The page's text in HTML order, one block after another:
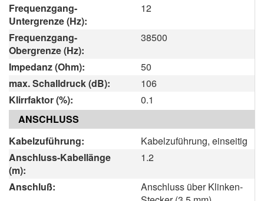
Frequenzgang-
Untergrenze (Hz):
12
Frequenzgang-
Obergrenze (Hz):
38500
Impedanz (Ohm):
50
max. Schalldruck (dB):
106
Klirrfaktor (%):
0.1
ANSCHLUSS
Kabelzuführung:
Kabelzuführung, einseitig
Anschluss-Kabellänge
(m):
1.2
Anschluß:
Anschluss über Klinken-